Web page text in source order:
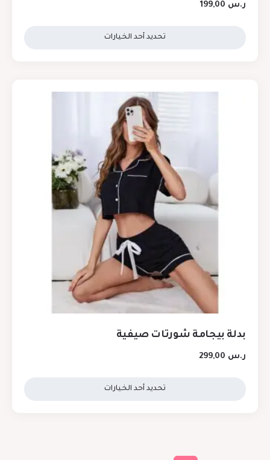
ر.س
تحديد أحد الخيارات
بدلة بيجامة شورتات صيفية
ر.س
تحديد أحد الخيارات